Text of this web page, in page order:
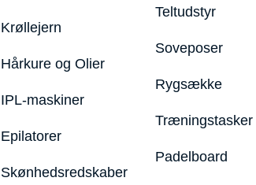
Krøllejern
Hårkure og Olier
IPL-maskiner
Epilatorer
Skønhedsredskaber
Teltudstyr
Soveposer
Rygsække
Træningstasker
Padelboard